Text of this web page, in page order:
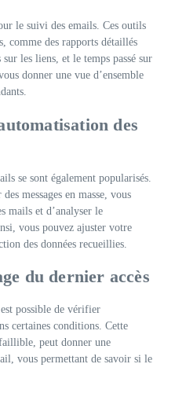
le suivi des emails. Ces outils
comme des rapports détaillés
les liens, et le temps passé sur
donner une vue d’ensemble
des
se sont également popularisés.
messages en masse, vous
mails et d’analyser le
vous pouvez ajuster votre
des données recueillies.
du dernier accès
possible de vérifier
certaines conditions. Cette
peut donner une
vous permettant de savoir si le